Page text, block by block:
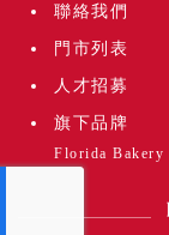
聯絡我們
門市列表
人才招募
旗下品牌
Florida Bakery